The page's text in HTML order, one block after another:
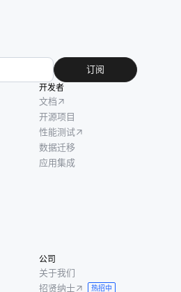
订阅
开发者
文档
开源项目
性能测试
数据迁移
应用集成
公司
关于我们
招贤纳士
热招中